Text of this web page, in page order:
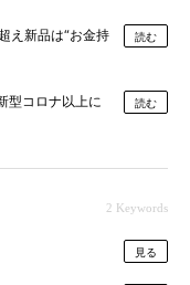
え新品は“お金持
読む
型コロナ以上に
読む
2 Keywords
見る